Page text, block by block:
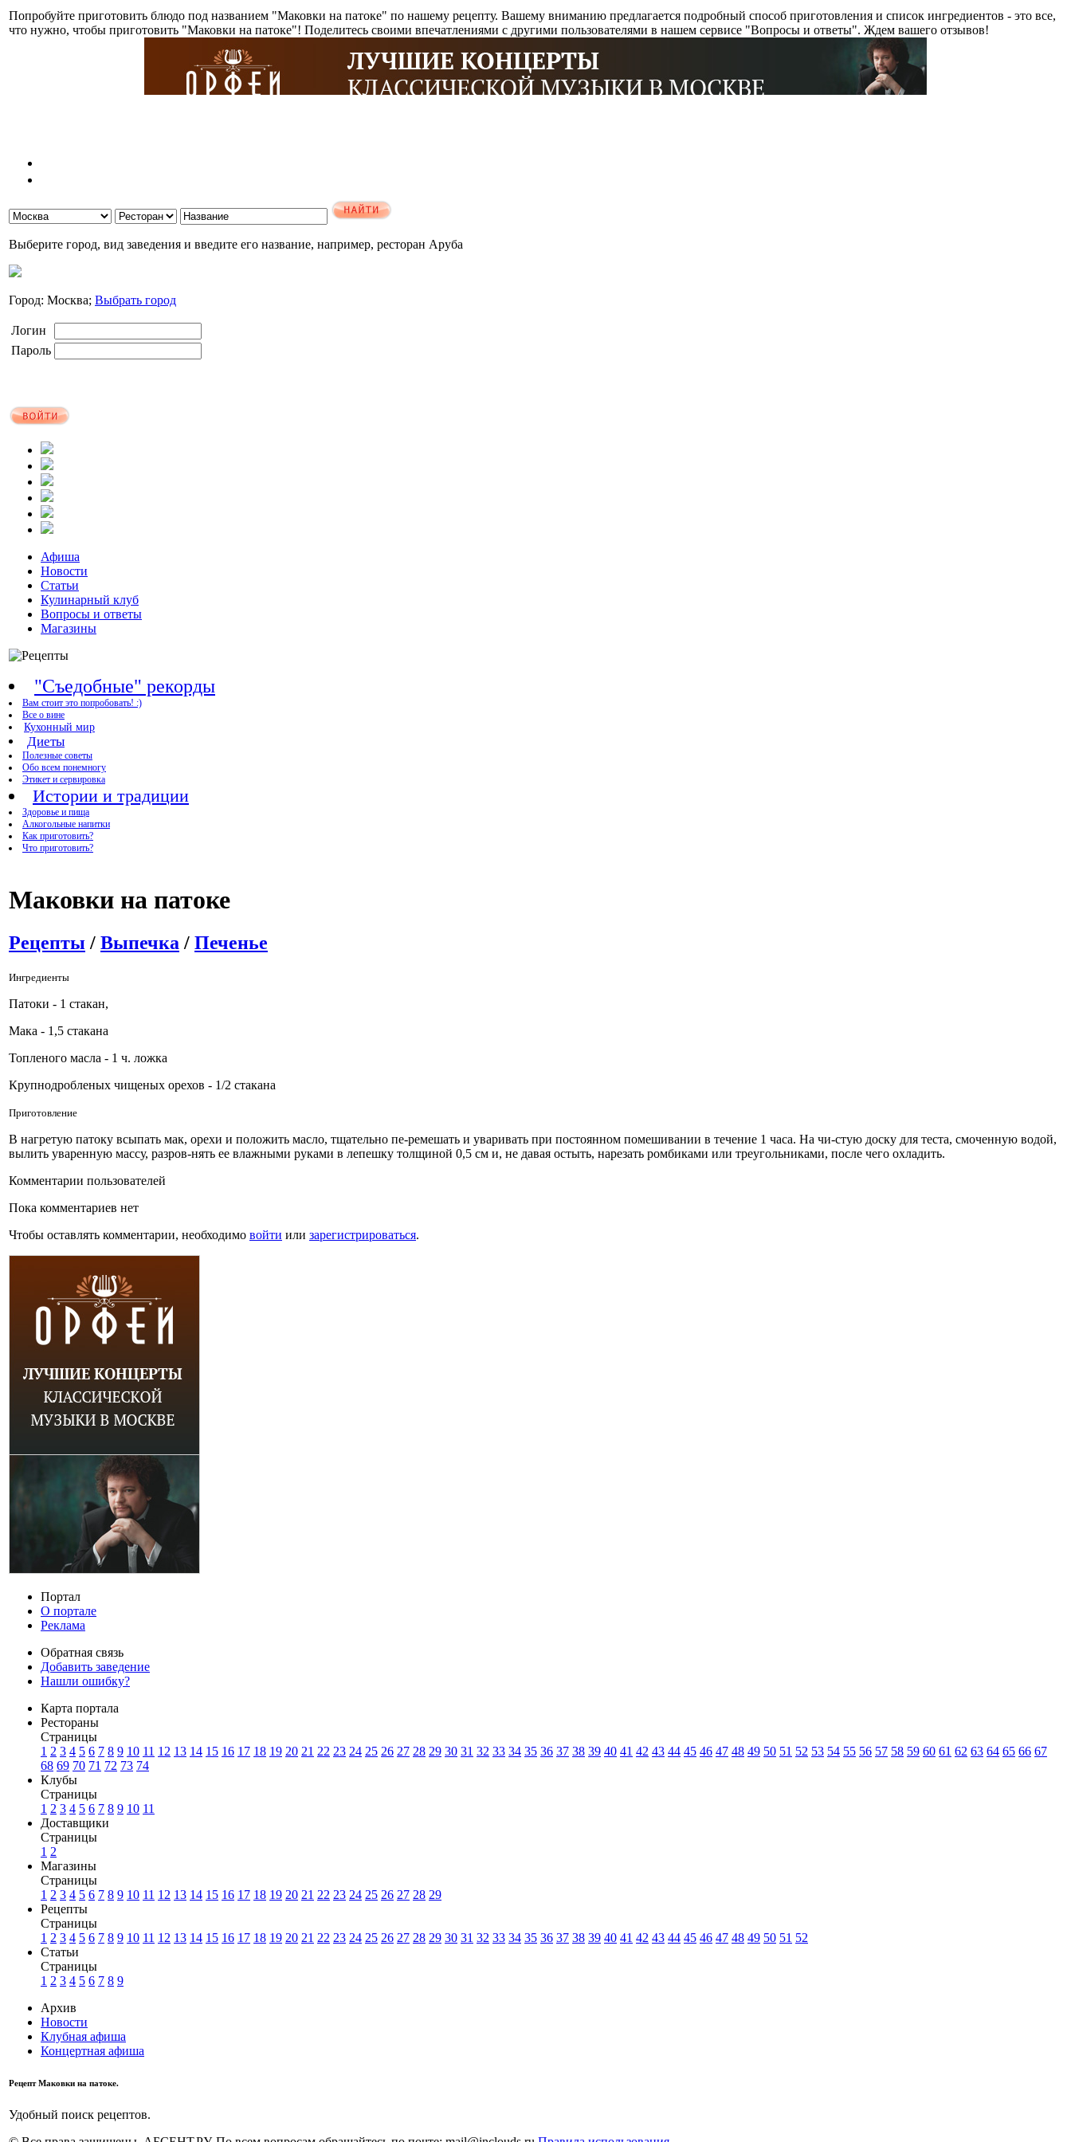
Попробуйте приготовить блюдо под названием "Маковки на патоке" по нашему рецепту. Вашему вниманию предлагается подробный способ приготовления и список ингредиентов - это все,
что нужно, чтобы приготовить "Маковки на патоке"! Поделитесь своими впечатлениями с другими пользователями в нашем сервисе "Вопросы и ответы". Ждем вашего отзывов!
Выберите город, вид заведения и введите его название, например, ресторан Аруба
Город: Москва; Выбрать город
Логин
Пароль
Афиша
Новости
Статьи
Кулинарный клуб
Вопросы и ответы
Магазины
"Съедобные" рекорды
Вам стоит это попробовать! :)
Все о вине
Кухонный мир
Диеты
Полезные советы
Обо всем понемногу
Этикет и сервировка
Истории и традиции
Здоровье и пища
Алкогольные напитки
Как приготовить?
Что приготовить?
Маковки на патоке
Рецепты / Выпечка / Печенье
Ингредиенты
Патоки - 1 стакан,
Мака - 1,5 стакана
Топленого масла - 1 ч. ложка
Крупнодробленых чищеных орехов - 1/2 стакана
Приготовление
В нагретую патоку всыпать мак, орехи и положить масло, тщательно пе-ремешать и уваривать при постоянном помешивании в течение 1 часа. На чи-стую доску для теста, смоченную водой,
вылить уваренную массу, разров-нять ее влажными руками в лепешку толщиной 0,5 см и, не давая остыть, нарезать ромбиками или треугольниками, после чего охладить.
Комментарии пользователей
Пока комментариев нет
Чтобы оставлять комментарии, необходимо войти или зарегистрироваться.
Портал
О портале
Реклама
Обратная связь
Добавить заведение
Нашли ошибку?
Карта портала
Рестораны
Страницы
1 2 3 4 5 6 7 8 9 10 11 12 13 14 15 16 17 18 19 20 21 22 23 24 25 26 27 28 29 30 31 32 33 34 35 36 37 38 39 40 41 42 43 44 45 46 47 48 49 50 51 52 53 54 55 56 57 58 59 60 61 62 63 64 65 66 67
68 69 70 71 72 73 74
Клубы
Страницы
1 2 3 4 5 6 7 8 9 10 11
Доставщики
Страницы
1 2
Магазины
Страницы
1 2 3 4 5 6 7 8 9 10 11 12 13 14 15 16 17 18 19 20 21 22 23 24 25 26 27 28 29
Рецепты
Страницы
1 2 3 4 5 6 7 8 9 10 11 12 13 14 15 16 17 18 19 20 21 22 23 24 25 26 27 28 29 30 31 32 33 34 35 36 37 38 39 40 41 42 43 44 45 46 47 48 49 50 51 52
Статьи
Страницы
1 2 3 4 5 6 7 8 9
Архив
Новости
Клубная афиша
Концертная афиша
Рецепт Маковки на патоке.
Удобный поиск рецептов.